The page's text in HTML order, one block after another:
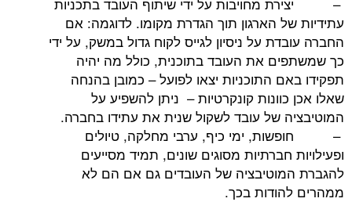
הארגון תוך הגדרת מקומו. לדוגמה: אם
על ניסיון לגייס לקוח גדול במשק, על ידי
את העובד בתוכנית, כולל מה יהיה
התוכניות יצאו לפועל – כמובן בהנחה
קונקרטיות – ניתן להשפיע על
של עובד לשקול שנית את עתידו בחברה.
ימי כיף, ערבי מחלקה, טיולים
חברתיות מסוגים שונים, תמיד מסייעים
של העובדים גם אם הם לא
בכך.